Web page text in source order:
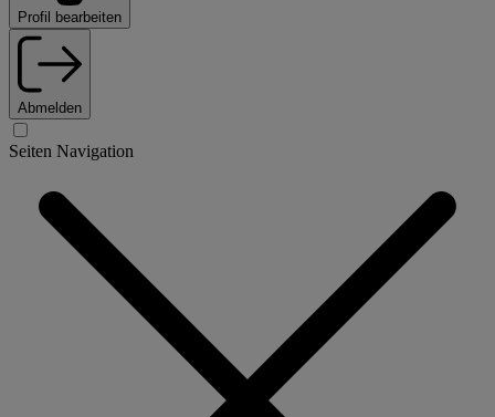
Profil bearbeiten
Abmelden
Seiten Navigation